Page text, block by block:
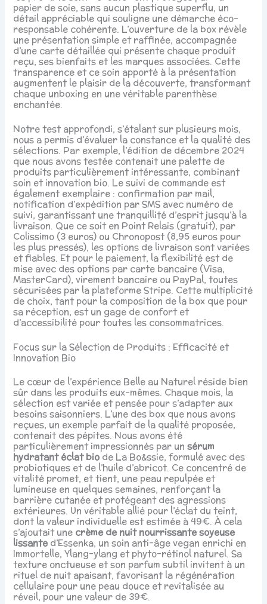
papier de soie, sans aucun plastique superflu, un
détail appréciable qui souligne une démarche éco-
responsable cohérente. L’ouverture de la box révèle
une présentation simple et raffinée, accompagnée
d’une carte détaillée qui présente chaque produit
reçu, ses bienfaits et les marques associées. Cette
transparence et ce soin apporté à la présentation
augmentent le plaisir de la découverte, transformant
chaque unboxing en une véritable parenthèse
enchantée.
Notre test approfondi, s’étalant sur plusieurs mois,
nous a permis d’évaluer la constance et la qualité des
sélections. Par exemple, l’édition de décembre 2024
que nous avons testée contenait une palette de
produits particulièrement intéressante, combinant
soin et innovation bio. Le suivi de commande est
également exemplaire : confirmation par mail,
notification d’expédition par SMS avec numéro de
suivi, garantissant une tranquillité d’esprit jusqu’à la
livraison. Que ce soit en Point Relais (gratuit), par
Colissimo (3 euros) ou Chronopost (8,95 euros pour
les plus pressés), les options de livraison sont variées
et fiables. Et pour le paiement, la flexibilité est de
mise avec des options par carte bancaire (Visa,
MasterCard), virement bancaire ou PayPal, toutes
sécurisées par la plateforme Stripe. Cette multiplicité
de choix, tant pour la composition de la box que pour
sa réception, est un gage de confort et
d’accessibilité pour toutes les consommatrices.
Focus sur la Sélection de Produits : Efficacité et
Innovation Bio
Le cœur de l’expérience Belle au Naturel réside bien
sûr dans les produits eux-mêmes. Chaque mois, la
sélection est variée et pensée pour s’adapter aux
besoins saisonniers. L’une des box que nous avons
reçues, un exemple parfait de la qualité proposée,
contenait des pépites. Nous avons été
particulièrement impressionnés par unsérum
hydratant éclat bio de La Bo&ssie, formulé avec des
probiotiques et de l’huile d’abricot. Ce concentré de
vitalité promet, et tient, une peau repulpée et
lumineuse en quelques semaines, renforçant la
barrière cutanée et protégeant des agressions
extérieures. Un véritable allié pour l’éclat du teint,
dont la valeur individuelle est estimée à 49€. À cela
s’ajoutait une crème de nuit nourrissante soyeuse
lissanted’Essenka, un soin anti-âge vegan enrichi en
Immortelle, Ylang-ylang et phyto-rétinol naturel. Sa
texture onctueuse et son parfum subtil invitent à un
rituel de nuit apaisant, favorisant la régénération
cellulaire pour une peau douce et revitalisée au
réveil, pour une valeur de 39€.